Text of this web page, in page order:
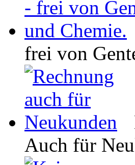
frei von
Auch für